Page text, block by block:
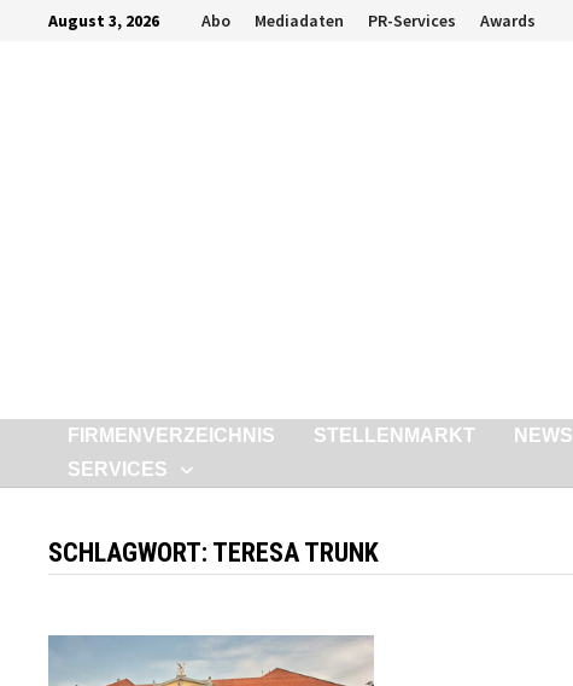
ZurückAugust 3, 2026 Abo Mediadaten PR-Services Awards
FIRMENVERZEICHNIS STELLENMARKT NEWS
SERVICES
SCHLAGWORT: TERESA TRUNK